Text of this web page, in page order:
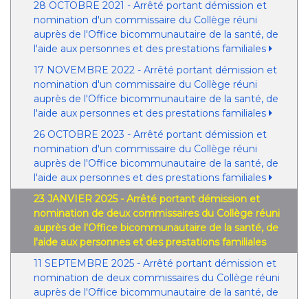
28 OCTOBRE 2021 - Arrêté portant démission et
nomination d'un commissaire du Collège réuni
auprès de l'Office bicommunautaire de la santé, de
l'aide aux personnes et des prestations familiales
17 NOVEMBRE 2022 - Arrêté portant démission et
nomination d'un commissaire du Collège réuni
auprès de l'Office bicommunautaire de la santé, de
l'aide aux personnes et des prestations familiales
26 OCTOBRE 2023 - Arrêté portant démission et
nomination d'un commissaire du Collège réuni
auprès de l'Office bicommunautaire de la santé, de
l'aide aux personnes et des prestations familiales
23 JANVIER 2025 - Arrêté portant démission et
nomination de deux commissaires du Collège réuni
auprès de l'Office bicommunautaire de la santé, de
l'aide aux personnes et des prestations familiales
11 SEPTEMBRE 2025 - Arrêté portant démission et
nomination de deux commissaires du Collège réuni
auprès de l'Office bicommunautaire de la santé, de